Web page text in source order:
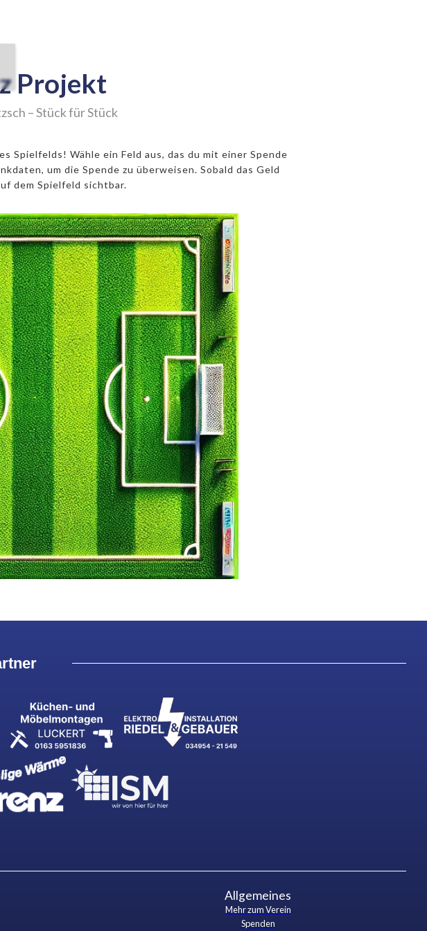
Projekt
– Stück für Stück
Spielfelds! Wähle ein Feld aus, das du mit einer Spende
um die Spende zu überweisen. Sobald das Geld
dem Spielfeld sichtbar.
Allgemeines
Mehr zum Verein
Spenden